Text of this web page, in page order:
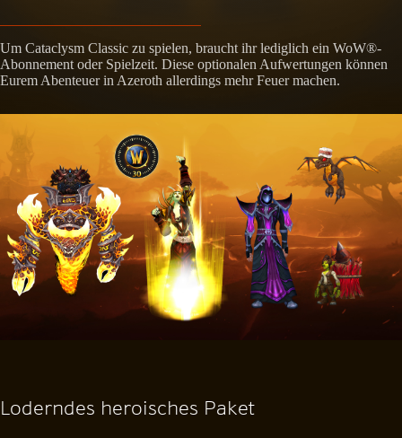
Um Cataclysm Classic zu spielen, braucht ihr lediglich ein WoW®-
Abonnement oder Spielzeit. Diese optionalen Aufwertungen können
Eurem Abenteuer in Azeroth allerdings mehr Feuer machen.
Loderndes heroisches Paket